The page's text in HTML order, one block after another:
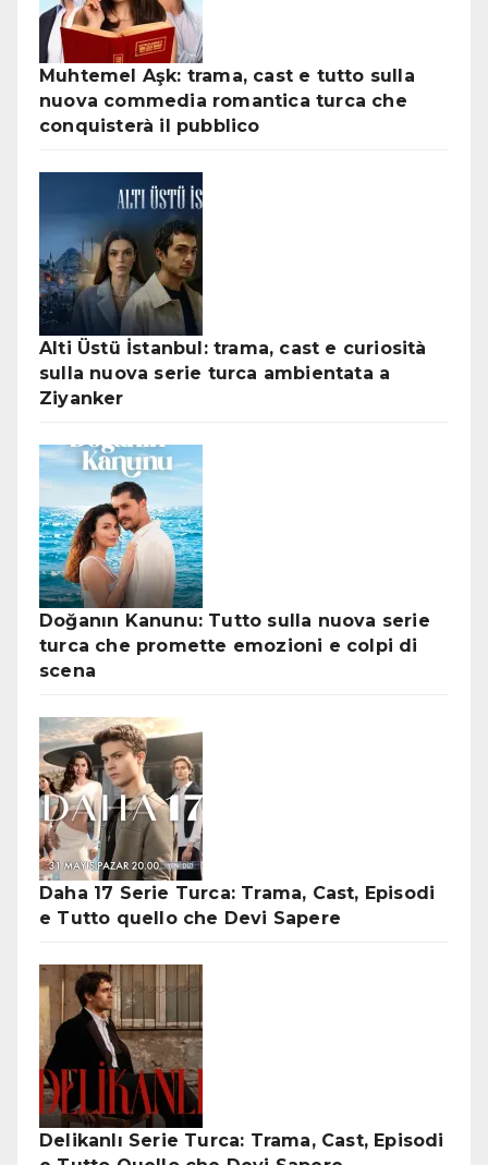
Muhtemel Aşk: trama, cast e tutto sulla
nuova commedia romantica turca che
conquisterà il pubblico
Alti Üstü İstanbul: trama, cast e curiosità
sulla nuova serie turca ambientata a
Ziyanker
Doğanın Kanunu: Tutto sulla nuova serie
turca che promette emozioni e colpi di
scena
Daha 17 Serie Turca: Trama, Cast, Episodi
e Tutto quello che Devi Sapere
Delikanlı Serie Turca: Trama, Cast, Episodi